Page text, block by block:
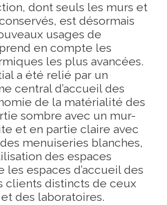
dont seuls les murs et
est désormais
usages de
en compte les
les plus avancées.
a été relié par un
central d’accueil des
de la matérialité des
sombre avec un mur-
et en partie claire avec
menuiseries blanches,
des espaces
les espaces d’accueil des
clients distincts de ceux
des laboratoires.